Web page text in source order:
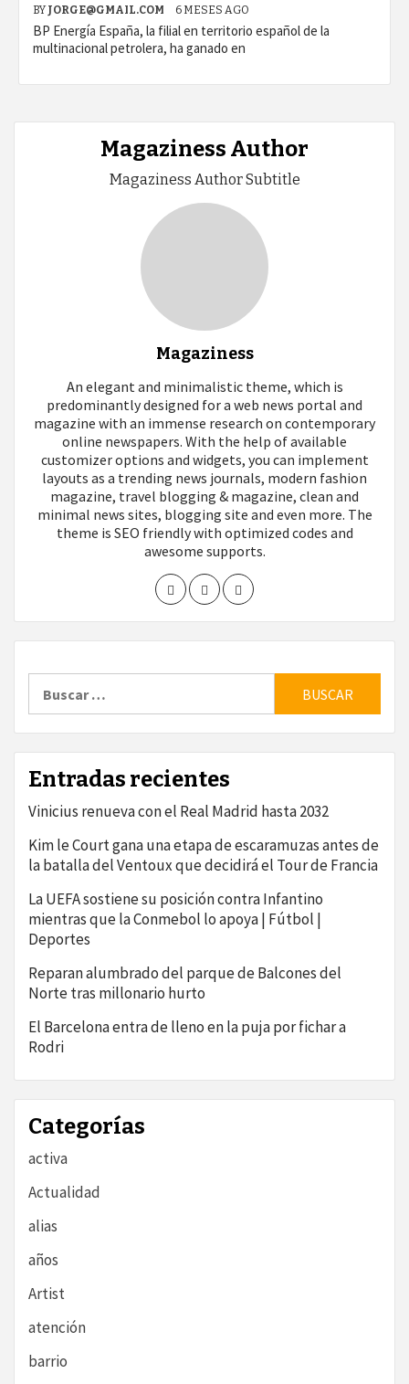
BY JORGE@GMAIL.COM 6 MESES AGO
BP Energía España, la filial en territorio español de la
multinacional petrolera, ha ganado en
Magaziness Author
Magaziness Author Subtitle
Magaziness
An elegant and minimalistic theme, which is
predominantly designed for a web news portal and
magazine with an immense research on contemporary
online newspapers. With the help of available
customizer options and widgets, you can implement
layouts as a trending news journals, modern fashion
magazine, travel blogging & magazine, clean and
minimal news sites, blogging site and even more. The
theme is SEO friendly with optimized codes and
awesome supports.
Entradas recientes
Vinicius renueva con el Real Madrid hasta 2032
Kim le Court gana una etapa de escaramuzas antes de
la batalla del Ventoux que decidirá el Tour de Francia
La UEFA sostiene su posición contra Infantino
mientras que la Conmebol lo apoya | Fútbol |
Deportes
Reparan alumbrado del parque de Balcones del
Norte tras millonario hurto
El Barcelona entra de lleno en la puja por fichar a
Rodri
Categorías
activa
Actualidad
alias
años
Artist
atención
barrio